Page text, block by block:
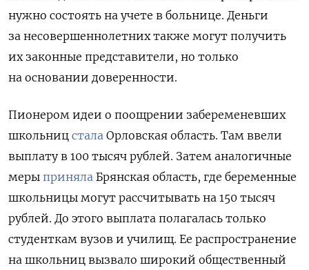
нужно состоять на учете в больнице. Деньги
за несовершеннолетних также могут получить
их законные представители, но только
на основании доверенности.
Пионером идеи о поощрении забеременевших
школьниц стала Орловская область. Там ввели
выплату в 100 тысяч рублей. Затем аналогичные
меры приняла Брянская область, где беременные
школьницы могут рассчитывать на 150 тысяч
рублей. До этого выплата полагалась только
студенткам вузов и училищ. Ее распространение
на школьниц вызвало широкий общественный